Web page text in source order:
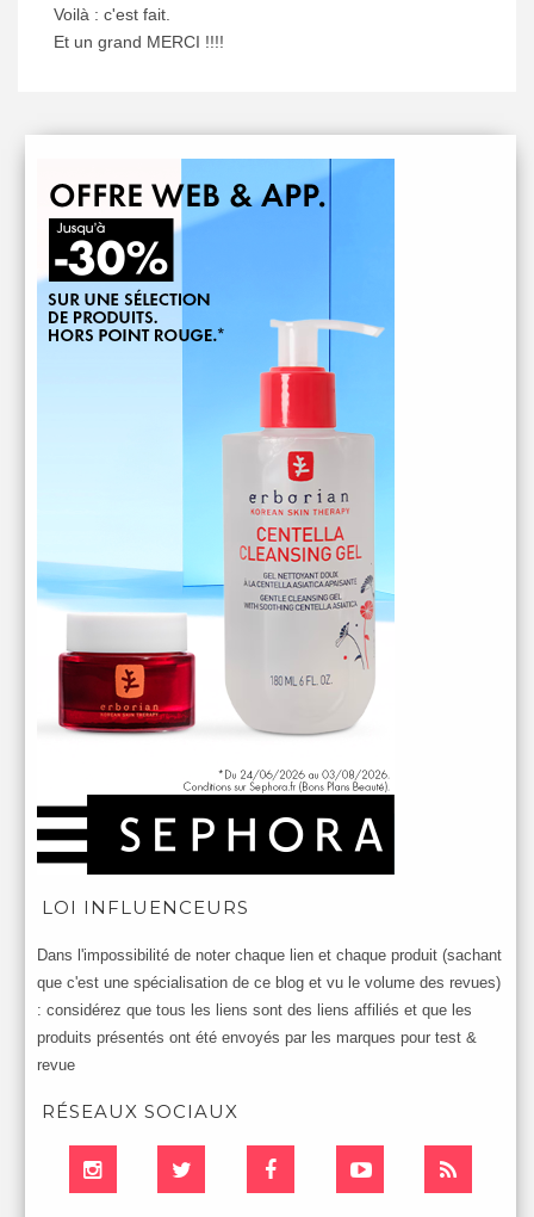
Voilà : c'est fait.
Et un grand MERCI !!!!
LOI INFLUENCEURS
Dans l'impossibilité de noter chaque lien et chaque produit (sachant
que c'est une spécialisation de ce blog et vu le volume des revues)
: considérez que tous les liens sont des liens affiliés et que les
produits présentés ont été envoyés par les marques pour test &
revue
RÉSEAUX SOCIAUX